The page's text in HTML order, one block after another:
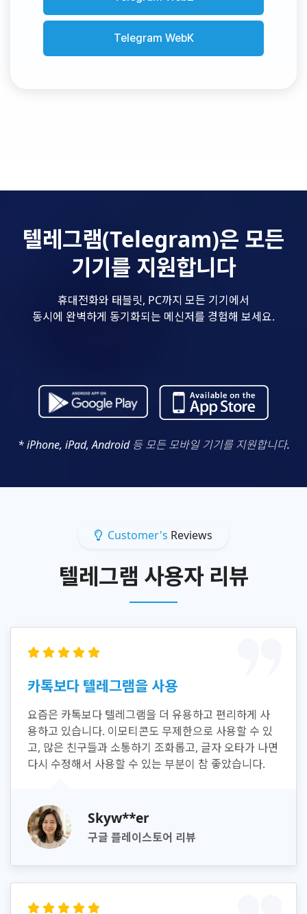
Telegram WebK
텔레그램(Telegram)은 모든
기기를 지원합니다
휴대전화와 태블릿, PC까지 모든 기기에서
동시에 완벽하게 동기화되는 메신저를 경험해 보세요.
* iPhone, iPad, Android 등 모든 모바일 기기를 지원합니다.
Customer's Reviews
텔레그램 사용자 리뷰
카톡보다 텔레그램을 사용
요즘은 카톡보다 텔레그램을 더 유용하고 편리하게 사
용하고 있습니다. 이모티콘도 무제한으로 사용할 수 있
고, 많은 친구들과 소통하기 조화롭고, 글자 오타가 나면
다시 수정해서 사용할 수 있는 부분이 참 좋았습니다.
Skyw**er
구글 플레이스토어 리뷰